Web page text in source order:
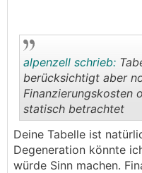
alpenzell schrieb:
berücksichtigt aber
Finanzierungskosten
statisch betrachtet
Deine Tabelle ist
Degeneration könnte
würde Sinn machen.